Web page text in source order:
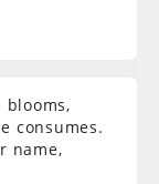
blooms,
consumes.
name,